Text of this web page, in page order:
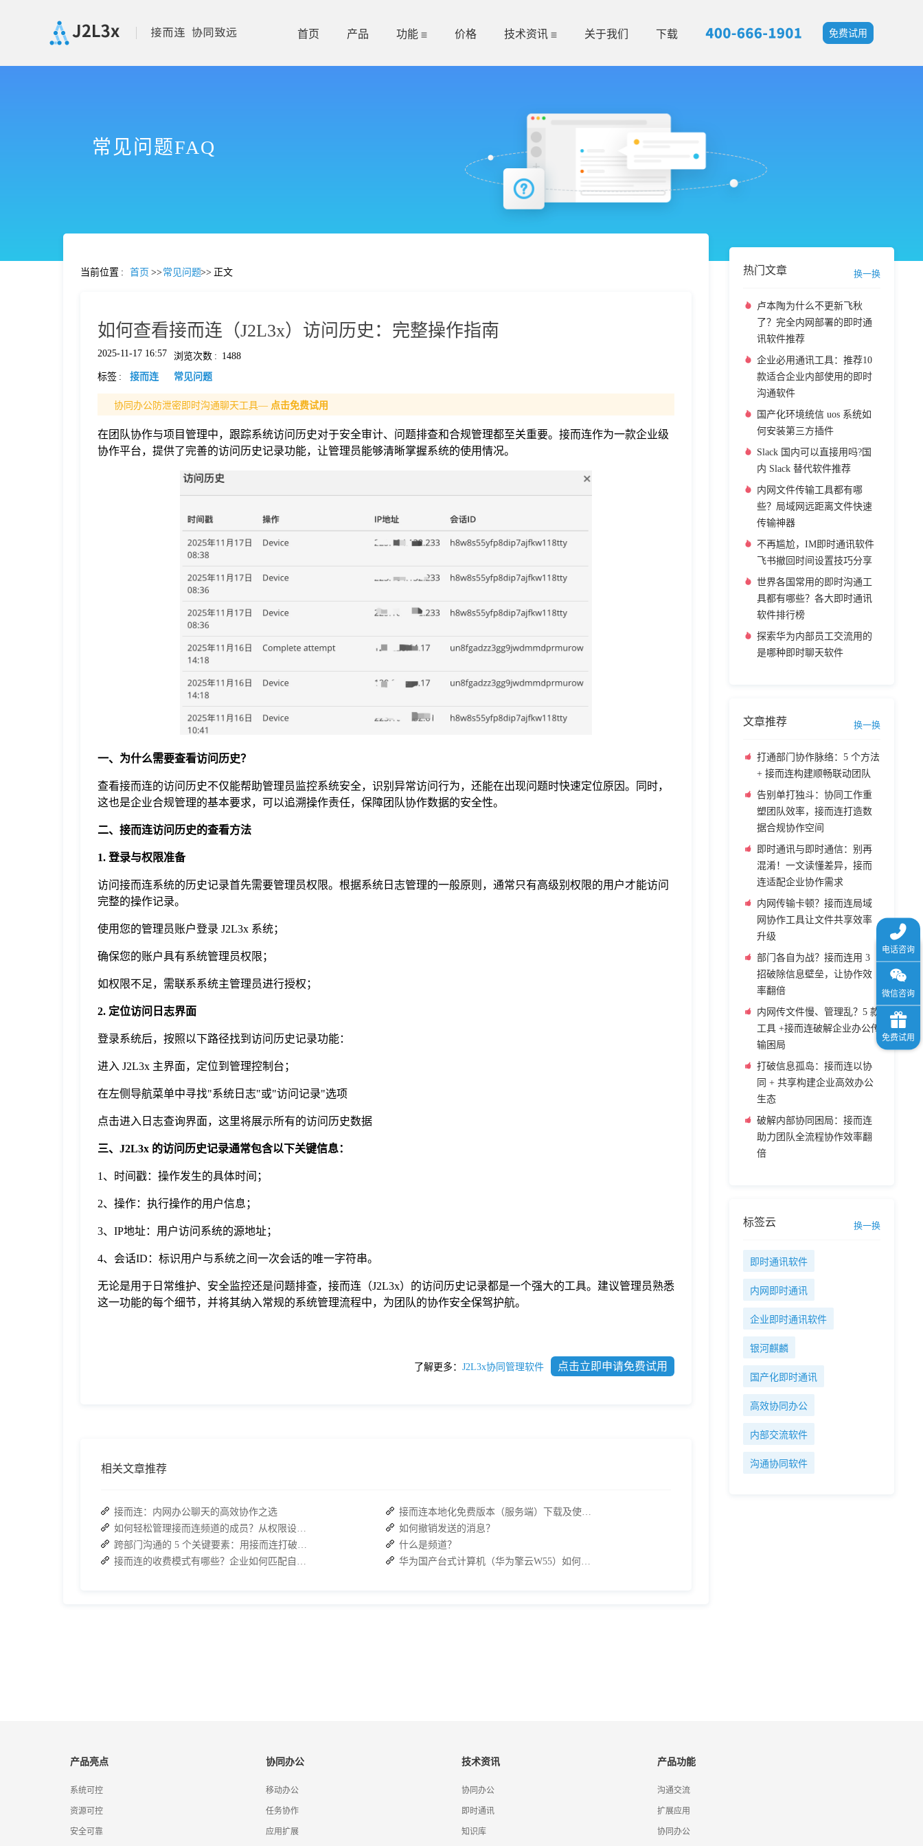
首页 产品 功能 价格 技术资讯 关于我们 下载 免费试用
常见问题FAQ
当前位置 : 首页 >>常见问题>> 正文
如何查看接而连（J2L3x）访问历史：完整操作指南
2025-11-17 16:57 浏览次数 : 1488
标签 : 接而连 常见问题
协同办公防泄密即时沟通聊天工具— 点击免费试用
在团队协作与项目管理中，跟踪系统访问历史对于安全审计、问题排查和合规管理都至关重要。接而连作为一款企业级
协作平台，提供了完善的访问历史记录功能，让管理员能够清晰掌握系统的使用情况。
一、为什么需要查看访问历史？
查看接而连的访问历史不仅能帮助管理员监控系统安全，识别异常访问行为，还能在出现问题时快速定位原因。同时，
这也是企业合规管理的基本要求，可以追溯操作责任，保障团队协作数据的安全性。
二、接而连访问历史的查看方法
1. 登录与权限准备
访问接而连系统的历史记录首先需要管理员权限。根据系统日志管理的一般原则，通常只有高级别权限的用户才能访问
完整的操作记录。
使用您的管理员账户登录 J2L3x 系统；
确保您的账户具有系统管理员权限；
如权限不足，需联系系统主管理员进行授权；
2. 定位访问日志界面
登录系统后，按照以下路径找到访问历史记录功能：
进入 J2L3x 主界面，定位到管理控制台；
在左侧导航菜单中寻找"系统日志"或"访问记录"选项
点击进入日志查询界面，这里将展示所有的访问历史数据
三、J2L3x 的访问历史记录通常包含以下关键信息：
1、时间戳：操作发生的具体时间；
2、操作：执行操作的用户信息；
3、IP地址：用户访问系统的源地址；
4、会话ID：标识用户与系统之间一次会话的唯一字符串。
无论是用于日常维护、安全监控还是问题排查，接而连（J2L3x）的访问历史记录都是一个强大的工具。建议管理员熟悉
这一功能的每个细节，并将其纳入常规的系统管理流程中，为团队的协作安全保驾护航。
了解更多： J2L3x协同管理软件 点击立即申请免费试用
相关文章推荐
接而连：内网办公聊天的高效协作之选
如何轻松管理接而连频道的成员？从权限设置到高效协作全指南
跨部门沟通的 5 个关键要素：用接而连打破协作壁垒
接而连的收费模式有哪些？企业如何匹配自身需求？
接而连本地化免费版本（服务端）下载及使用操作手册
如何撤销发送的消息？
什么是频道？
华为国产台式计算机（华为擎云W55）如何下载 J2L3x 客户端
热门文章 换一换
卢本陶为什么不更新飞秋
了？完全内网部署的即时通
讯软件推荐
企业必用通讯工具：推荐10
款适合企业内部使用的即时
沟通软件
国产化环境统信 uos 系统如
何安装第三方插件
Slack 国内可以直接用吗?国
内 Slack 替代软件推荐
内网文件传输工具都有哪
些？局域网远距离文件快速
传输神器
不再尴尬，IM即时通讯软件
飞书撤回时间设置技巧分享
世界各国常用的即时沟通工
具都有哪些？各大即时通讯
软件排行榜
探索华为内部员工交流用的
是哪种即时聊天软件
文章推荐 换一换
打通部门协作脉络：5 个方法
+ 接而连构建顺畅联动团队
告别单打独斗：协同工作重
塑团队效率，接而连打造数
据合规协作空间
即时通讯与即时通信：别再
混淆！一文读懂差异，接而
连适配企业协作需求
内网传输卡顿？接而连局域
网协作工具让文件共享效率
升级
部门各自为战？接而连用 3
招破除信息壁垒，让协作效
率翻倍
内网传文件慢、管理乱？5 款
工具 +接而连破解企业办公传
输困局
打破信息孤岛：接而连以协
同 + 共享构建企业高效办公
生态
破解内部协同困局：接而连
助力团队全流程协作效率翻
倍
标签云 换一换
即时通讯软件
内网即时通讯
企业即时通讯软件
银河麒麟
国产化即时通讯
高效协同办公
内部交流软件
沟通协同软件
产品亮点
系统可控
资源可控
安全可靠
协同办公
移动办公
任务协作
应用扩展
技术资讯
协同办公
即时通讯
知识库
产品功能
沟通交流
扩展应用
协同办公